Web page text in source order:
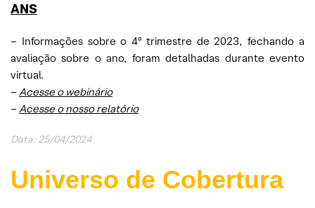
ANS
– Informações sobre o 4º trimestre de 2023, fechando a
avaliação sobre o ano, foram detalhadas durante evento
virtual.
– Acesse o webinário
– Acesse o nosso relatório
Data: 25/04/2024
Universo de Cobertura